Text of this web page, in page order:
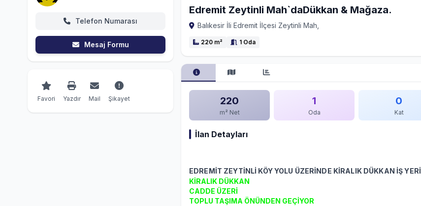
Telefon Numarası
Mesaj Formu
Favori Yazdır Mail Şikayet
Edremit Zeytinli Mah`daDükkan & Mağaza.
Balıkesir İli Edremit İlçesi Zeytinli Mah,
220 m² 1 Oda
220
m² Net
1
Oda
0
Kat
İlan Detayları
EDREMİT ZEYTİNLİ KÖY YOLU ÜZERİNDE KİRALIK DÜKKAN İŞ YERİ
KİRALIK DÜKKAN
CADDE ÜZERİ
TOPLU TAŞIMA ÖNÜNDEN GEÇİYOR